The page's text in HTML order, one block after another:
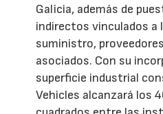
Galicia, además de
indirectos vinculados a
suministro,
asociados. Con su
superficie industrial
Vehicles alcanzará los